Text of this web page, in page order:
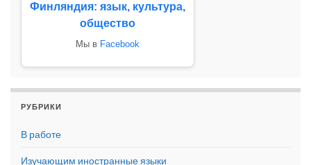
Финляндия: язык, культура,
общество
Мы в Facebook
РУБРИКИ
В работе
Изучающим иностранные языки